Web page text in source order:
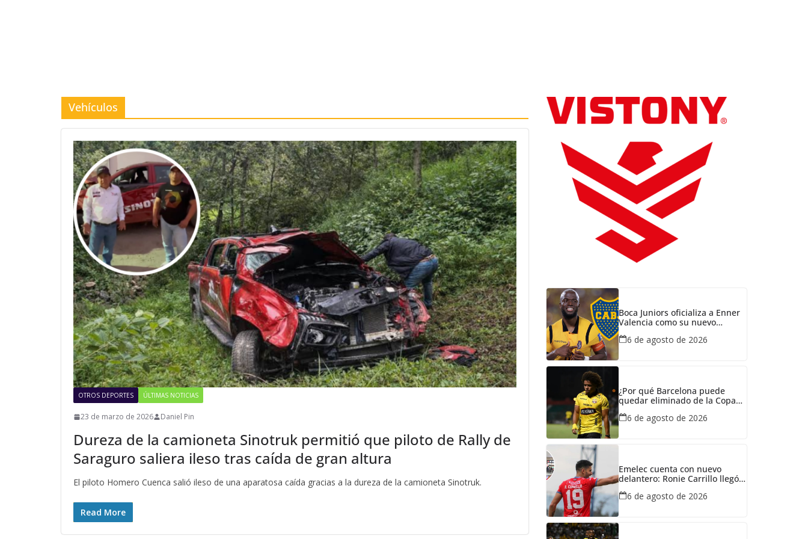
Vehículos
OTROS DEPORTES ÚLTIMAS NOTICIAS
23 de marzo de 2026 Daniel Pin
Dureza de la camioneta Sinotruk permitió que piloto de Rally de
Saraguro saliera ileso tras caída de gran altura
El piloto Homero Cuenca salió ileso de una aparatosa caída gracias a la dureza de la camioneta Sinotruk.
Read More
Boca Juniors oficializa a Enner
Valencia como su nuevo
ganaría el ecuatoriano
6 de agosto de 2026
¿Por qué Barcelona puede
quedar eliminado de la Copa
derrotado a Liga de Portoviejo?
6 de agosto de 2026
Emelec cuenta con nuevo
delantero: Ronie Carrillo llegó a
Bombillo
6 de agosto de 2026